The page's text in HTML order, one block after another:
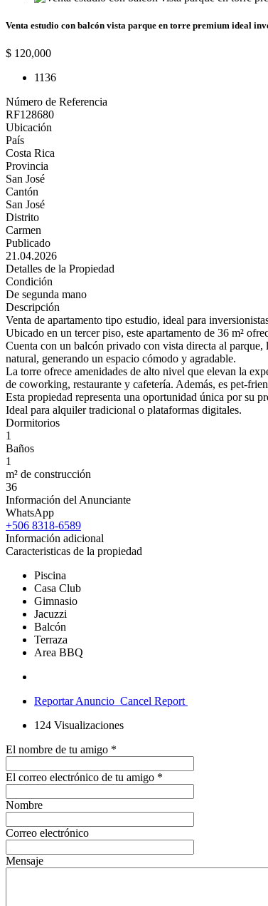
Venta estudio con balcón vista parque en torre premium ideal
$ 120,000
1136
Número de Referencia
RF128680
Ubicación
País
Costa Rica
Provincia
San José
Cantón
San José
Distrito
Carmen
Publicado
21.04.2026
Detalles de la Propiedad
Condición
De segunda mano
Descripción
Venta de apartamento tipo estudio, ideal para
Ubicado en un tercer piso, este apartamento de 36 m²
Cuenta con un balcón privado con vista directa al
natural, generando un espacio cómodo y agradable.
La torre ofrece amenidades de alto nivel que elevan la
de coworking, restaurante y cafetería. Además, es pet-
Esta propiedad representa una oportunidad única por su
Ideal para alquiler tradicional o plataformas digitales.
Dormitorios
1
Baños
1
m² de construcción
36
Información del Anunciante
WhatsApp
+506 8318-6589
Información adicional
Caracteristicas de la propiedad
Piscina
Casa Club
Gimnasio
Jacuzzi
Balcón
Terraza
Area BBQ
Reportar Anuncio Cancel Report
124 Visualizaciones
El nombre de tu amigo *
El correo electrónico de tu amigo *
Nombre
Correo electrónico
Mensaje